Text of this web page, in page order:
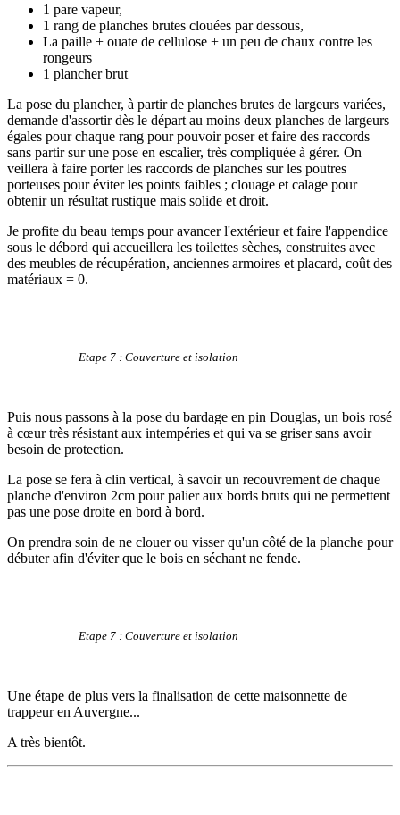
1 pare vapeur,
1 rang de planches brutes clouées par dessous,
La paille + ouate de cellulose + un peu de chaux contre les
rongeurs
1 plancher brut
La pose du plancher, à partir de planches brutes de largeurs variées,
demande d'assortir dès le départ au moins deux planches de largeurs
égales pour chaque rang pour pouvoir poser et faire des raccords
sans partir sur une pose en escalier, très compliquée à gérer. On
veillera à faire porter les raccords de planches sur les poutres
porteuses pour éviter les points faibles ; clouage et calage pour
obtenir un résultat rustique mais solide et droit.
Je profite du beau temps pour avancer l'extérieur et faire l'appendice
sous le débord qui accueillera les toilettes sèches, construites avec
des meubles de récupération, anciennes armoires et placard, coût des
matériaux = 0.
Etape 7 : Couverture et isolation
Puis nous passons à la pose du bardage en pin Douglas, un bois rosé
à cœur très résistant aux intempéries et qui va se griser sans avoir
besoin de protection.
La pose se fera à clin vertical, à savoir un recouvrement de chaque
planche d'environ 2cm pour palier aux bords bruts qui ne permettent
pas une pose droite en bord à bord.
On prendra soin de ne clouer ou visser qu'un côté de la planche pour
débuter afin d'éviter que le bois en séchant ne fende.
Etape 7 : Couverture et isolation
Une étape de plus vers la finalisation de cette maisonnette de
trappeur en Auvergne...
A très bientôt.